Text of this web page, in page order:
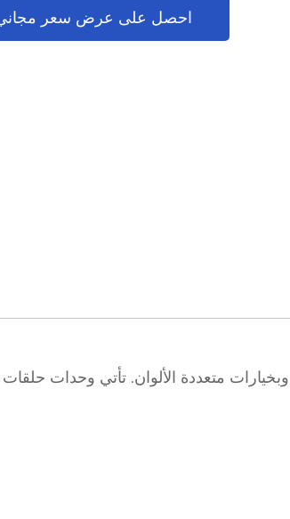
تزيين ستائر،
احصل على عرض سعر
متعددة الألوان. تأتي وحدات حلقات